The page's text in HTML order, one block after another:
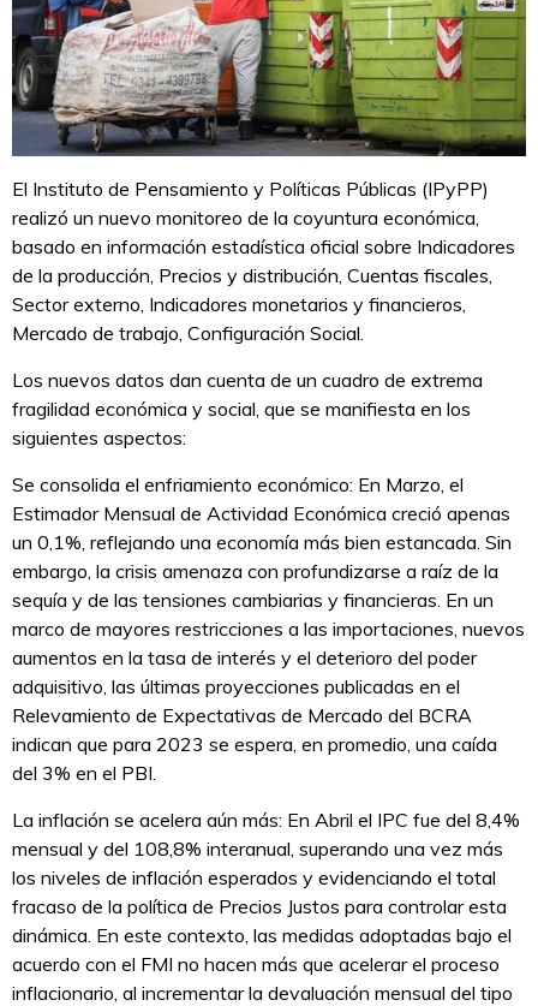
El Instituto de Pensamiento y Políticas Públicas (IPyPP)
realizó un nuevo monitoreo de la coyuntura económica,
basado en información estadística oficial sobre Indicadores
de la producción, Precios y distribución, Cuentas fiscales,
Sector externo, Indicadores monetarios y financieros,
Mercado de trabajo, Configuración Social.
Los nuevos datos dan cuenta de un cuadro de extrema
fragilidad económica y social, que se manifiesta en los
siguientes aspectos:
Se consolida el enfriamiento económico: En Marzo, el
Estimador Mensual de Actividad Económica creció apenas
un 0,1%, reflejando una economía más bien estancada. Sin
embargo, la crisis amenaza con profundizarse a raíz de la
sequía y de las tensiones cambiarias y financieras. En un
marco de mayores restricciones a las importaciones, nuevos
aumentos en la tasa de interés y el deterioro del poder
adquisitivo, las últimas proyecciones publicadas en el
Relevamiento de Expectativas de Mercado del BCRA
indican que para 2023 se espera, en promedio, una caída
del 3% en el PBI.
La inflación se acelera aún más: En Abril el IPC fue del 8,4%
mensual y del 108,8% interanual, superando una vez más
los niveles de inflación esperados y evidenciando el total
fracaso de la política de Precios Justos para controlar esta
dinámica. En este contexto, las medidas adoptadas bajo el
acuerdo con el FMI no hacen más que acelerar el proceso
inflacionario, al incrementar la devaluación mensual del tipo